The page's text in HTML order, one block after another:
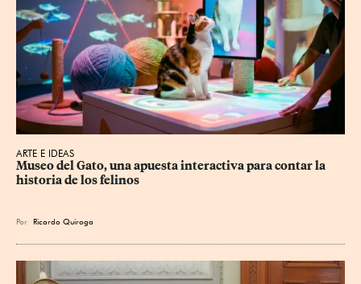
ARTE E IDEAS
Museo del Gato, una apuesta interactiva para contar la
historia de los felinos
Por Ricardo Quiroga